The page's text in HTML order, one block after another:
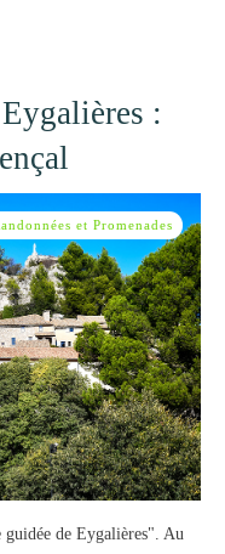
:
et Promenades
guidée de Eygalières". Au